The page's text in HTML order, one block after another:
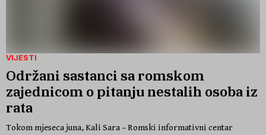
VIJESTI
Održani sastanci sa romskom
zajednicom o pitanju nestalih osoba iz
rata
Tokom mjeseca juna, Kali Sara – Romski informativni centar